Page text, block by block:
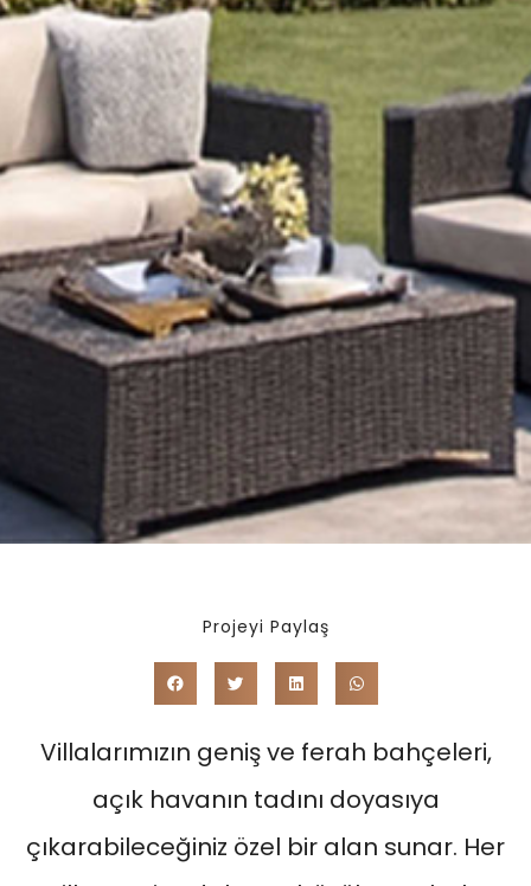
Projeyi Paylaş
Villalarımızın geniş ve ferah bahçeleri,
açık havanın tadını doyasıya
çıkarabileceğiniz özel bir alan sunar. Her